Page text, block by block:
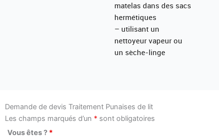
matelas dans des sacs
hermétiques
– utilisant un
nettoyeur vapeur ou
un sèche-linge
Demande de devis Traitement Punaises de lit
Les champs marqués d’un * sont obligatoires
Vous êtes ? *